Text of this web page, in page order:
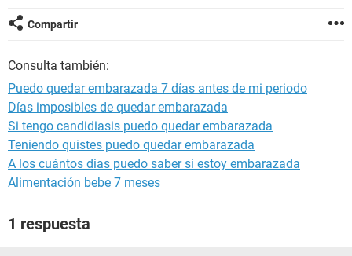
Compartir
Consulta también:
Puedo quedar embarazada 7 días antes de mi periodo
Días imposibles de quedar embarazada
Si tengo candidiasis puedo quedar embarazada
Teniendo quistes puedo quedar embarazada
A los cuántos dias puedo saber si estoy embarazada
Alimentación bebe 7 meses
1 respuesta